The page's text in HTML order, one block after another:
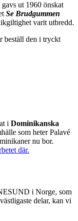
ut 1960 önskat
Se Brudgummen
varit utbredd.
beställ den i tryckt
i Dominikanska
som heter Palavé
nu bor.
där.
i Norge, som
västligaste delar, kan vi